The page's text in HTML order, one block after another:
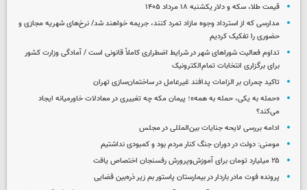
قیمت طلا، سکه و دلار یکشنبه ۱۸ مرداد ۱۴۰۵
مدارسی که از استرداد وجوه مازاد تمرد کنند، جریمه خواهند شد/ نرخ‌های شهریه مجازی و
حضوری را تفکیک کردیم
تداوم فعالیت شوراهای شهر در شرایط اضطراری کاملاً قانونی است / آمادگی وزارت کشور
برای برگزاری انتخابات تمام‌الکترونیک
تاکید چمران بر الزامات پدافند غیرعامل در ساختمان‌سازی تهران
«حمله به یکی، حمله به همه»؛ پیمان مکه چه تغییری در معادلات خاورمیانه ایجاد
می‌کند؟
ادامه بررسی لایحه جنایات بین‌المللی در مجلس
مومنی: دولت در دوران جنگ کنار مردم بود و کمبودی نداشتیم
۲۵ میلیارد تومان برای آموزش‌وپرورش رفسنجان اختصاص یافت
پرونده فوت مادر باردار در بیمارستان پاستور بم زیر ذره‌بین قضایی